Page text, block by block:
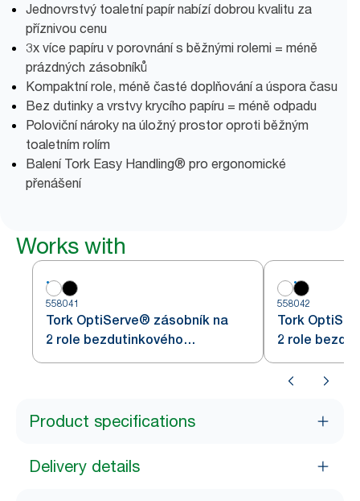
Jednovrstvý toaletní papír nabízí dobrou kvalitu za
příznivou cenu
3x více papíru v porovnání s běžnými rolemi = méně
prázdných zásobníků
Kompaktní role, méně časté doplňování a úspora času
Bez dutinky a vrstvy krycího papíru = méně odpadu
Poloviční nároky na úložný prostor oproti běžným
toaletním rolím
Balení Tork Easy Handling® pro ergonomické
přenášení
Works with
558041
Tork OptiServe® zásobník na
2 role bezdutinkového
toaletního papíru
558042
Tork
2 role
toaletního
Product specifications
Delivery details